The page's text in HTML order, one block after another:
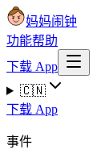
妈妈闹钟
功能帮助
下载 App
🇨🇳
下载 App
事件